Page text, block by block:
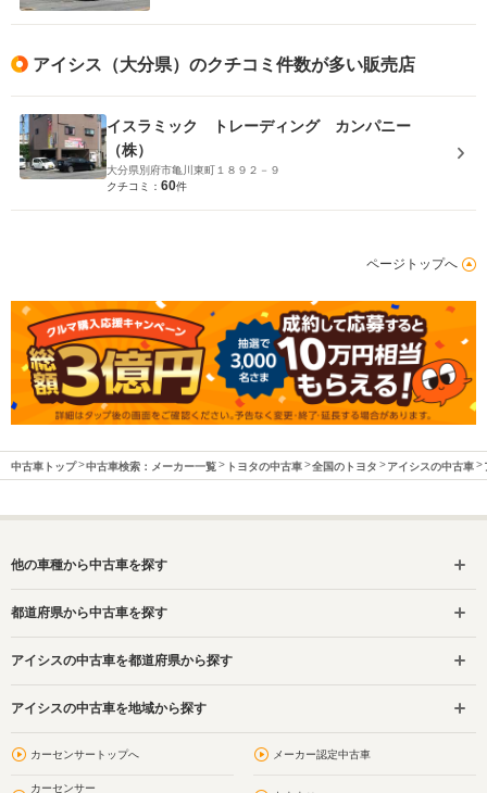
アイシス（大分県）のクチコミ件数が多い販売店
イスラミック トレーディング カンパニー
（株）
大分県別府市亀川東町１８９２－９
クチコミ： 60件
ページトップへ
中古車トップ 中古車検索：メーカー一覧 トヨタの中古車 全国のトヨタ アイシスの中古車
他の車種から中古車を探す
都道府県から中古車を探す
アイシスの中古車を都道府県から探す
アイシスの中古車を地域から探す
カーセンサートップへ メーカー認定中古車
カーセンサー